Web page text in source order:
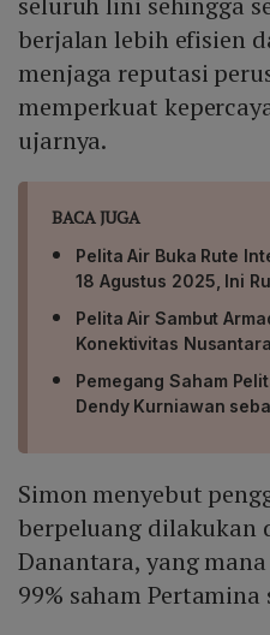
berjalan lebih efisien
menjaga reputasi
memperkuat
ujarnya.
BACA JUGA
Pelita Air Buka Rute
18 Agustus 2025, Ini
Pelita Air Sambut
Konektivitas Nusantara
Pemegang Saham
Dendy Kurniawan
Simon menyebut
berpeluang dilakukan
Danantara, yang
99% saham Pertamina